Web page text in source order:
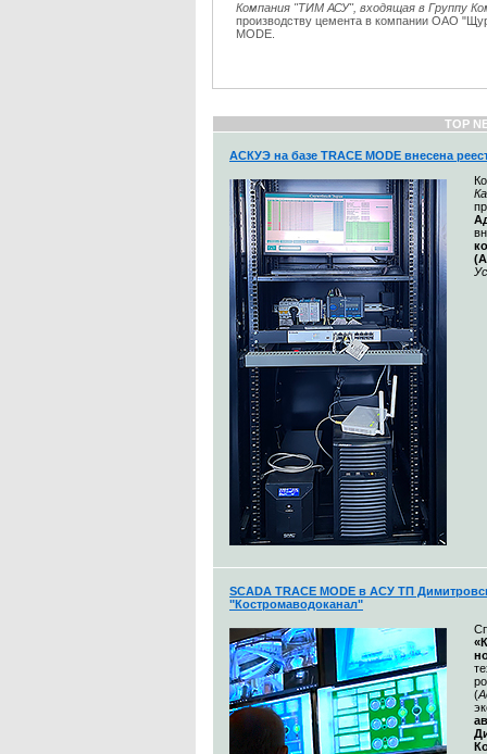
Компания "ТИМ АСУ", входящая в Группу
производству цемента в компании ОАО
MODE.
TOP
АСКУЭ на базе TRACE MODE внесена
SCADA TRACE MODE в АСУ ТП
"Костромаводоканал"
(